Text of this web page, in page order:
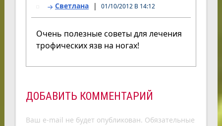
Светлана 01/10/2012 В 14:12
Очень полезные советы для лечения
трофических язв на ногах!
ДОБАВИТЬ КОММЕНТАРИЙ
Ваш e-mail не будет опубликован. Обязательные